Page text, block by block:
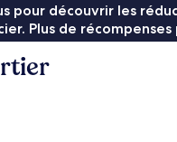
pour découvrir les
Plus de récompenses